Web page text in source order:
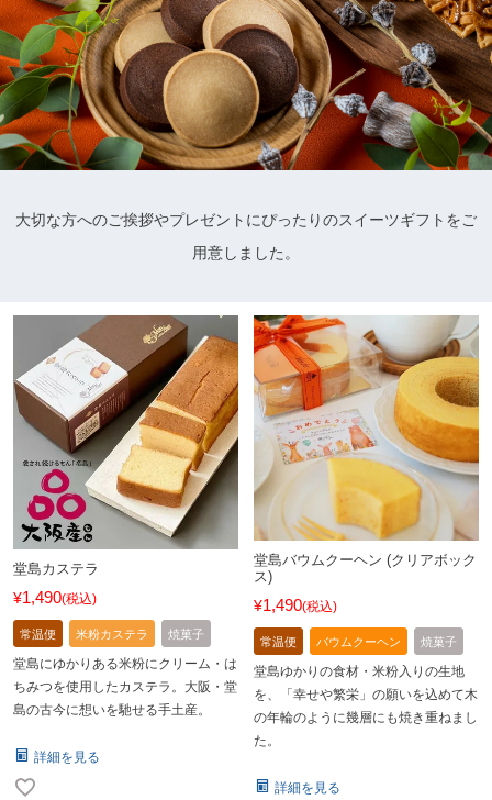
大切な方へのご挨拶やプレゼントにぴったりのスイーツギフトをご
用意しました。
堂島カステラ
¥1,490 税込
常温便 米粉カステラ 焼菓子
堂島にゆかりある米粉にクリーム・は
ちみつを使用したカステラ。大阪・堂
島の古今に想いを馳せる手土産。
詳細を見る
堂島バウムクーヘン (クリアボック
ス)
¥1,490 税込
常温便 バウムクーヘン 焼菓子
堂島ゆかりの食材・米粉入りの生地
を、「幸せや繁栄」の願いを込めて木
の年輪のように幾層にも焼き重ねまし
た。
詳細を見る